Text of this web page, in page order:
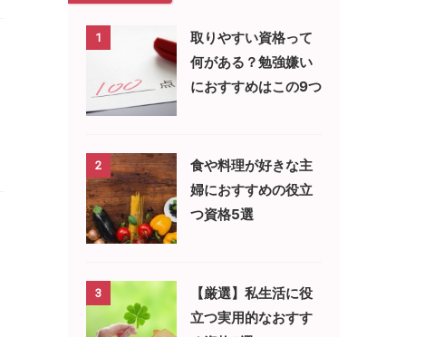
1
取りやすい資格って
何がある？勉強嫌い
におすすめはこの9つ
2
食や料理が好きな主
婦におすすめの役立
つ資格5選
3
【厳選】私生活に役
立つ実用的なおすす